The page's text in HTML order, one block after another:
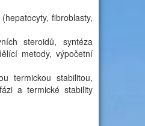
fibroblasty,
steroidů, syntéza
metody, výpočetní
termickou stabilitou,
a termické stability